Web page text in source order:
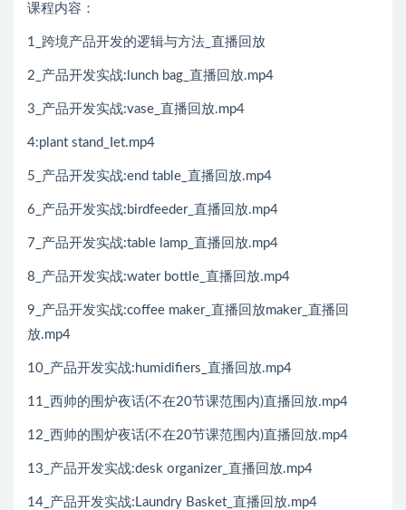
课程内容：
1_跨境产品开发的逻辑与方法_直播回放
2_产品开发实战:lunch bag_直播回放.mp4
3_产品开发实战:vase_直播回放.mp4
4:plant stand_Iet.mр4
5_产品开发实战:end table_直播回放.mp4
6_产品开发实战:birdfeeder_直播回放.mp4
7_产品开发实战:table lamp_直播回放.mp4
8_产品开发实战:water bottle_直播回放.mp4
9_产品开发实战:coffee maker_直播回放maker_直播回
放.mp4
10_产品开发实战:humidifiers_直播回放.mp4
11_西帅的围炉夜话(不在20节课范围内)直播回放.mp4
12_西帅的围炉夜话(不在20节课范围内)直播回放.mp4
13_产品开发实战:desk organizer_直播回放.mp4
14_产品开发实战:Laundry Basket_直播回放.mp4